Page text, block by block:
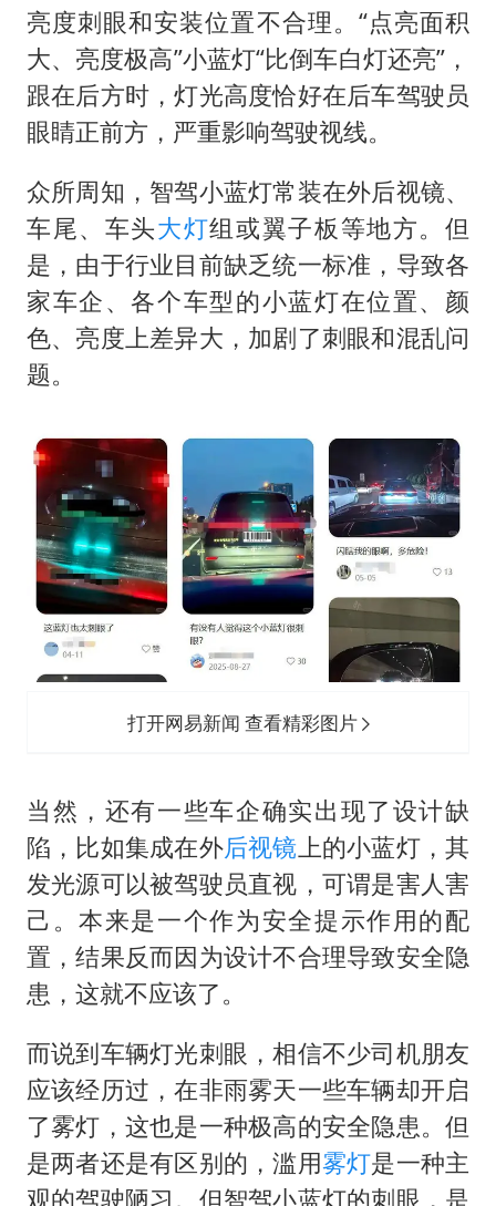
亮度刺眼和安装位置不合理。“点亮面积
大、亮度极高”小蓝灯“比倒车白灯还亮”，
跟在后方时，灯光高度恰好在后车驾驶员
眼睛正前方，严重影响驾驶视线。
众所周知，智驾小蓝灯常装在外后视镜、
车尾、车头大灯组或翼子板等地方。但
是，由于行业目前缺乏统一标准，导致各
家车企、各个车型的小蓝灯在位置、颜
色、亮度上差异大，加剧了刺眼和混乱问
题。
打开网易新闻 查看精彩图片
当然，还有一些车企确实出现了设计缺
陷，比如集成在外后视镜 上的小蓝灯，其
发光源可以被驾驶员直视，可谓是害人害
己。本来是一个作为安全提示作用的配
置，结果反而因为设计不合理导致安全隐
患，这就不应该了。
而说到车辆灯光刺眼，相信不少司机朋友
应该经历过，在非雨雾天一些车辆却开启
了雾灯，这也是一种极高的安全隐患。但
是两者还是有区别的，滥用雾灯是一种主
观的驾驶陋习。但智驾小蓝灯的刺眼，是